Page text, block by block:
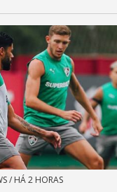
/ HÁ 2 HORAS